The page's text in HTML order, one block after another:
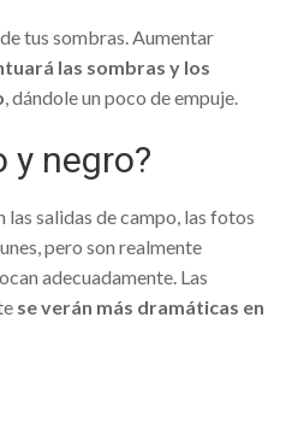
la
es una
tus sombras. Aumentar
las sombras y los
, dándole un poco de empuje.
y negro?
las salidas de campo, las fotos
pero son realmente
adecuadamente. Las
se verán más dramáticas en